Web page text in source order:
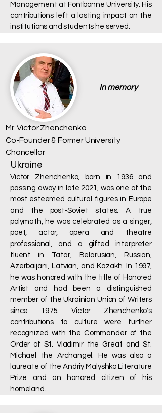
Management at Fontbonne University. His
contributions left a lasting impact on the
institutions and students he served.
In memory
Mr. Victor Zhenchenko
Co-Founder & Former University
Chancellor
Ukraine
Victor Zhenchenko, born in 1936 and
passing away in late 2021, was one of the
most esteemed cultural figures in Europe
and the post-Soviet states. A true
polymath, he was celebrated as a singer,
poet, actor, opera and theatre
professional, and a gifted interpreter
fluent in Tatar, Belarusian, Russian,
Azerbaijani, Latvian, and Kazakh. In 1997,
he was honored with the title of Honored
Artist and had been a distinguished
member of the Ukrainian Union of Writers
since 1975. Victor Zhenchenko's
contributions to culture were further
recognized with the Commander of the
Order of St. Vladimir the Great and St.
Michael the Archangel. He was also a
laureate of the Andriy Malyshko Literature
Prize and an honored citizen of his
homeland.